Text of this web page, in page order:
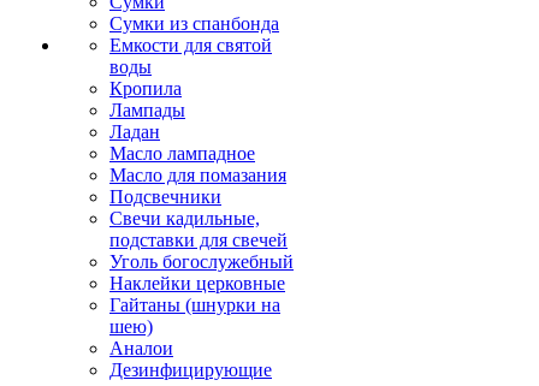
Сумки из спанбонда
Емкости для святой
воды
Кропила
Лампады
Ладан
Масло лампадное
Масло для помазания
Подсвечники
Свечи кадильные,
подставки для свечей
Уголь богослужебный
Наклейки церковные
Гайтаны (шнурки на
шею)
Аналои
Дезинфицирующие